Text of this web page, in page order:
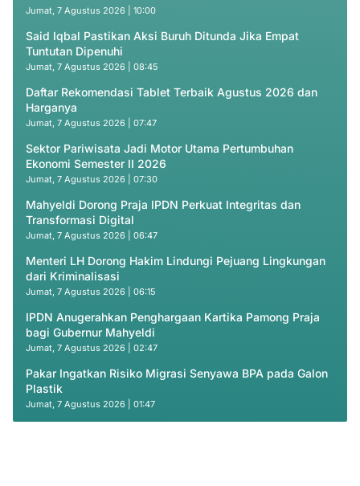
Jumat, 7 Agustus 2026 | 10:00
Said Iqbal Pastikan Aksi Buruh Ditunda Jika Empat
Tuntutan Dipenuhi
Jumat, 7 Agustus 2026 | 08:45
Daftar Rekomendasi Tablet Terbaik Agustus 2026 dan
Harganya
Jumat, 7 Agustus 2026 | 07:47
Sektor Pariwisata Jadi Motor Utama Pertumbuhan
Ekonomi Semester II 2026
Jumat, 7 Agustus 2026 | 07:30
Mahyeldi Dorong Praja IPDN Perkuat Integritas dan
Transformasi Digital
Jumat, 7 Agustus 2026 | 06:47
Menteri LH Dorong Hakim Lindungi Pejuang Lingkungan
dari Kriminalisasi
Jumat, 7 Agustus 2026 | 06:15
IPDN Anugerahkan Penghargaan Kartika Pamong Praja
bagi Gubernur Mahyeldi
Jumat, 7 Agustus 2026 | 02:47
Pakar Ingatkan Risiko Migrasi Senyawa BPA pada Galon
Plastik
Jumat, 7 Agustus 2026 | 01:47